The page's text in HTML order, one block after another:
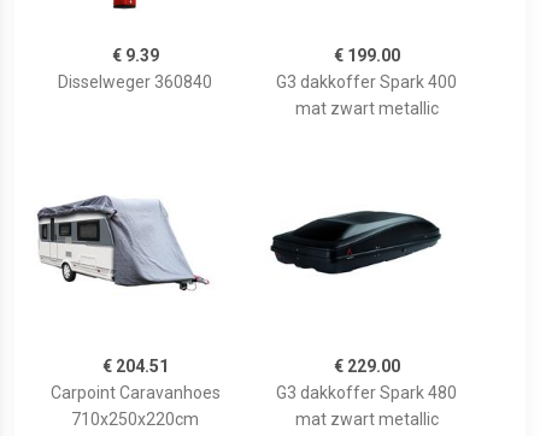
€ 9.39
Disselweger 360840
€ 199.00
G3 dakkoffer Spark 400
mat zwart metallic
€ 204.51
Carpoint Caravanhoes
710x250x220cm
€ 229.00
G3 dakkoffer Spark 480
mat zwart metallic